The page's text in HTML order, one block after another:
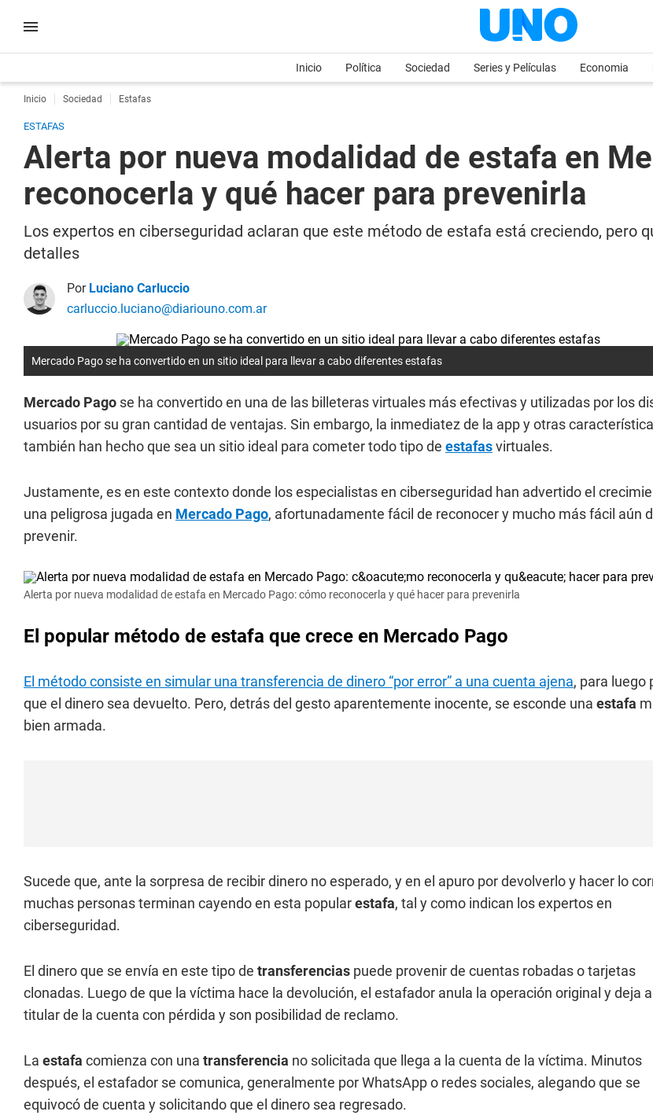
Inicio Política Sociedad Series y Películas Economia
Inicio Sociedad Estafas
ESTAFAS
Alerta por nueva modalidad de estafa en
reconocerla y qué hacer para prevenirla
Los expertos en ciberseguridad aclaran que este método de estafa está creciendo, pero
detalles
Por Luciano Carluccio
carluccio.luciano@diariouno.com.ar
Mercado Pago se ha convertido en un sitio ideal para llevar a cabo diferentes estafas
Mercado Pago se ha convertido en una de las billeteras virtuales más efectivas y utilizadas por los
usuarios por su gran cantidad de ventajas. Sin embargo, la inmediatez de la app y otras
también han hecho que sea un sitio ideal para cometer todo tipo de estafasvirtuales.
Justamente, es en este contexto donde los especialistas en ciberseguridad han advertido el
una peligrosa jugada en Mercado Pago, afortunadamente fácil de reconocer y mucho más fácil aún
prevenir.
Alerta por nueva modalidad de estafa en Mercado Pago: cómo reconocerla y qué hacer para prevenirla
El popular método de estafa que crece en Mercado Pago
El método consiste en simular una transferencia de dinero “por error” a una cuenta ajena, para luego
que el dinero sea devuelto. Pero, detrás del gesto aparentemente inocente, se esconde una estafa
bien armada.
Sucede que, ante la sorpresa de recibir dinero no esperado, y en el apuro por devolverlo y hacer lo
muchas personas terminan cayendo en esta popularestafa, tal y como indican los expertos en
ciberseguridad.
El dinero que se envía en este tipo de transferencias puede provenir de cuentas robadas o tarjetas
clonadas. Luego de que la víctima hace la devolución, el estafador anula la operación original y deja al
titular de la cuenta con pérdida y son posibilidad de reclamo.
La estafa comienza con una transferencia no solicitada que llega a la cuenta de la víctima. Minutos
después, el estafador se comunica, generalmente por WhatsApp o redes sociales, alegando que se
equivocó de cuenta y solicitando que el dinero sea regresado.